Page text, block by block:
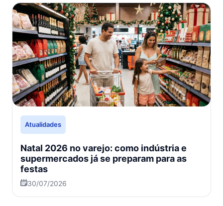
Atualidades
Natal 2026 no varejo: como indústria e
supermercados já se preparam para as
festas
30/07/2026